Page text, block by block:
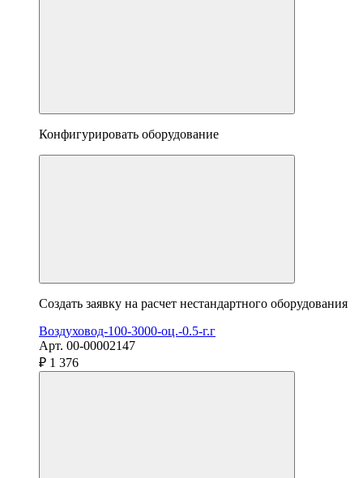
Конфигурировать оборудование
Создать заявку на расчет нестандартного оборудования
Воздуховод-100-3000-оц.-0.5-г.г
Арт. 00-00002147
₽ 1 376